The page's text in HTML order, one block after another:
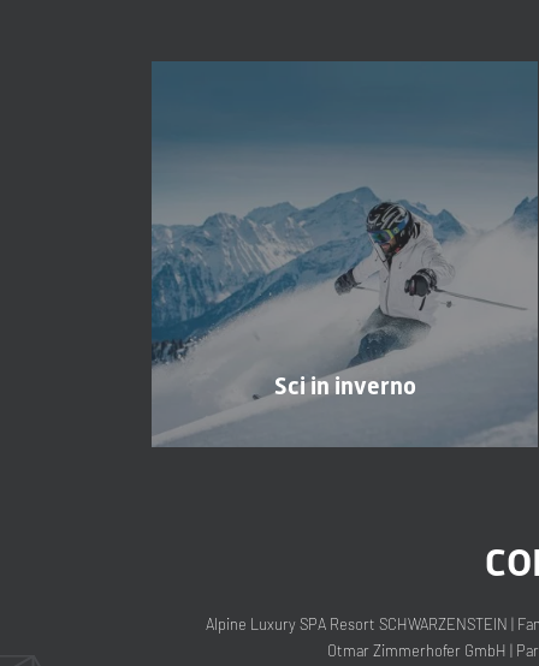
Sci in inverno
Alpine Luxury SPA Resort SCHWARZENSTEIN |
Otmar Zimmerhofer GmbH |